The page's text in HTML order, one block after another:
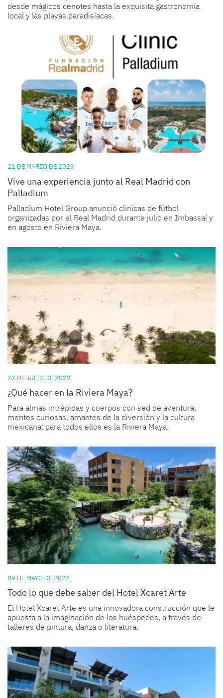
desde mágicos cenotes hasta la exquisita gastronomía
local y las playas paradisíacas.
21 DE MARZO DE 2023
Vive una experiencia junto al Real Madrid con
Palladium
Palladium Hotel Group anunció clinicas de fútbol
organizadas por el Real Madrid durante julio en Imbassaí y
en agosto en Riviera Maya.
22 DE JULIO DE 2022
¿Qué hacer en la Riviera Maya?
Para almas intrépidas y cuerpos con sed de aventura,
mentes curiosas, amantes de la diversión y la cultura
mexicana: para todos ellos es la Riviera Maya.
09 DE MAYO DE 2022
Todo lo que debe saber del Hotel Xcaret Arte
El Hotel Xcaret Arte es una innovadora construcción que le
apuesta a la imaginación de los huéspedes, a través de
talleres de pintura, danza o literatura.